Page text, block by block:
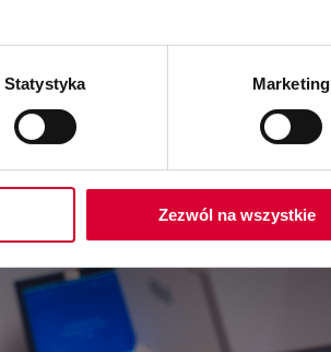
Statystyka Marketing
Zezwól na wszystkie
przedsiębiorstwa,